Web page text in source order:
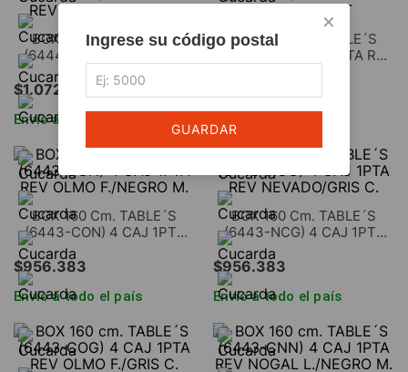
×
Ingrese su código postal
GUARDAR
BOX 180 Cm. TABLE´S
(6444-NCG) 4 CAJ 2PTA
REV NEVADO/GRIS C.
$1.072
Envío a todo el país
BOX 200 Cm. TABLE´S
(6445-EV) 4 CAJ 2PTA REV
BOX 160 Cm. TABLE´S
(6443-CON) 4 CAJ 1PTA
REV OLMO F./NEGRO M.
$956.383
Envío a todo el país
BOX 160 Cm. TABLE´S
(6443-NCG) 4 CAJ 1PTA
REV NEVADO/GRIS C.
$956.383
Envío a todo el país